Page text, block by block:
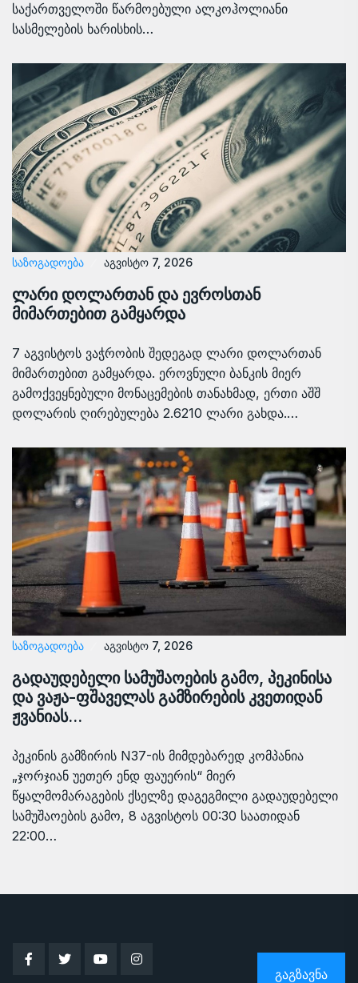
საქართველოში წარმოებული ალკოჰოლიანი
სასმელების ხარისხის…
ᲡᲐᲖᲝᲒᲐᲓᲝᲔᲑᲐ აგვისტო 7, 2026
ლარი დოლართან და ევროსთან
მიმართებით გამყარდა
7 აგვისტოს ვაჭრობის შედეგად ლარი დოლართან
მიმართებით გამყარდა. ეროვნული ბანკის მიერ
გამოქვეყნებული მონაცემების თანახმად, ერთი აშშ
დოლარის ღირებულება 2.6210 ლარი გახდა.…
ᲡᲐᲖᲝᲒᲐᲓᲝᲔᲑᲐ აგვისტო 7, 2026
გადაუდებელი სამუშაოების გამო, პეკინისა
და ვაჟა-ფშაველას გამზირების კვეთიდან
ჟვანიას…
პეკინის გამზირის N37-ის მიმდებარედ კომპანია
„ჯორჯიან უეთერ ენდ ფაუერის“ მიერ
წყალმომარაგების ქსელზე დაგეგმილი გადაუდებელი
სამუშაოების გამო, 8 აგვისტოს 00:30 საათიდან
22:00…
ᲒᲐᲒᲖᲐᲕᲜᲐ